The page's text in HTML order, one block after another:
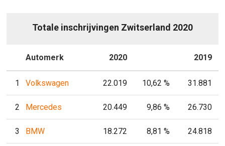
Totale inschrijvingen Zwitserland 2020
Automerk 2020 2019
1 Volkswagen 22.019 10,62 % 31.881
2 Mercedes 20.449 9,86 % 26.730
3 BMW 18.272 8,81 % 24.818